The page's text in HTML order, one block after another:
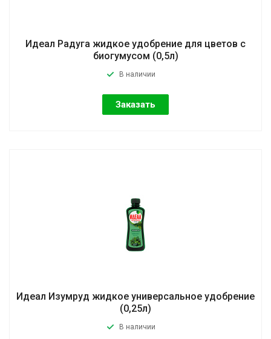
Идеал Радуга жидкое удобрение для цветов с
биогумусом (0,5л)
В наличии
Заказать
Идеал Изумруд жидкое универсальное удобрение
(0,25л)
В наличии